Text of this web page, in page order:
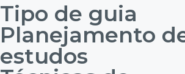
Tipo de guia
Planejamento
estudos